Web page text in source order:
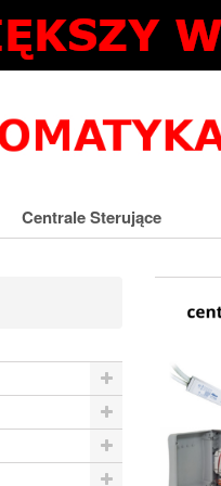
Centrale Sterujące